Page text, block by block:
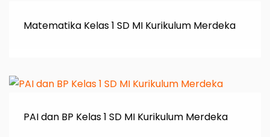
Matematika Kelas 1 SD MI Kurikulum Merdeka
PAI dan BP Kelas 1 SD MI Kurikulum Merdeka